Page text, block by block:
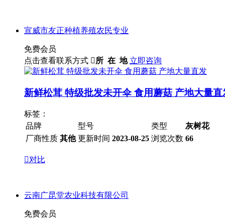
宣威市友正种植养殖农民专业
免费会员
点击查看联系方式 所 在 地 立即咨询
新鲜松茸 特级批发未开伞 食用蘑菇 产地大量直
标签：
品牌
型号 类型
灰树花
厂商性质 其他 更新时间 2023-08-25 浏览次数 66
对比
云南广昆堂农业科技有限公司
免费会员